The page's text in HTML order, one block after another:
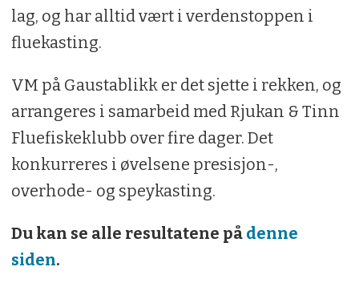
lag, og har alltid vært i verdenstoppen i
fluekasting.
VM på Gaustablikk er det sjette i rekken, og
arrangeres i samarbeid med Rjukan & Tinn
Fluefiskeklubb over fire dager. Det
konkurreres i øvelsene presisjon-,
overhode- og speykasting.
Du kan se alle resultatene pådenne
siden.